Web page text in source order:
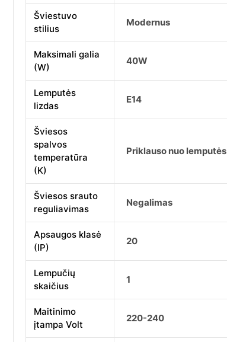
Šviestuvo
stilius
Modernus
Maksimali galia
(W)
40W
Lemputės
lizdas
E14
Šviesos
spalvos
temperatūra
(K)
Priklauso nuo lemputės
Šviesos srauto
reguliavimas
Negalimas
Apsaugos klasė
(IP)
20
Lempučių
skaičius
1
Maitinimo
įtampa Volt
220-240